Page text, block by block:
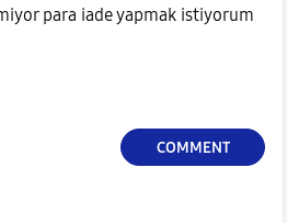
para iade yapmak istiyorum
COMMENT